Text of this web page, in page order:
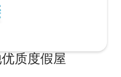
质度假屋